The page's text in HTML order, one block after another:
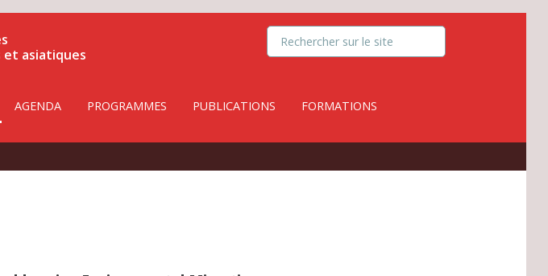
et asiatiques
AGENDA PROGRAMMES PUBLICATIONS FORMATIONS